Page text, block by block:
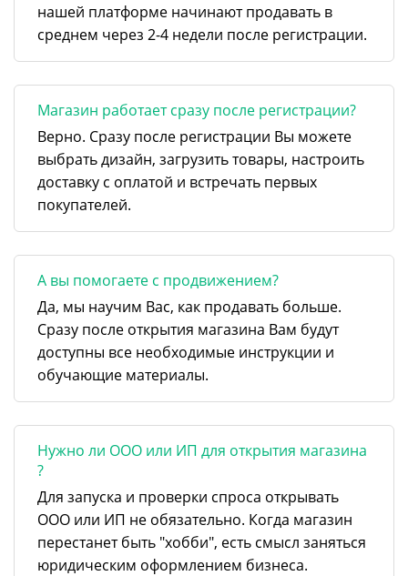
нашей платформе начинают продавать в
среднем через 2-4 недели после регистрации.
Магазин работает сразу после регистрации?
Верно. Сразу после регистрации Вы можете
выбрать дизайн, загрузить товары, настроить
доставку с оплатой и встречать первых
покупателей.
А вы помогаете с продвижением?
Да, мы научим Вас, как продавать больше.
Сразу после открытия магазина Вам будут
доступны все необходимые инструкции и
обучающие материалы.
Нужно ли ООО или ИП для открытия магазина
?
Для запуска и проверки спроса открывать
ООО или ИП не обязательно. Когда магазин
перестанет быть "хобби", есть смысл заняться
юридическим оформлением бизнеса.